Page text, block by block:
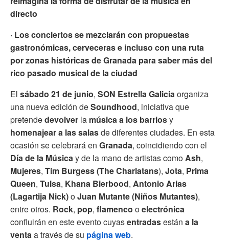
directo
· Los conciertos se mezclarán con propuestas
gastronómicas, cerveceras e incluso con una ruta
por zonas históricas de Granada para saber más del
rico pasado musical de la ciudad
El sábado 21 de junio, SON Estrella Galiciaorganiza
una nueva edición deSoundhood, iniciativa que
pretendedevolver la música a los barriosy
homenajear a las salasde diferentes ciudades. En esta
ocasión se celebrará en Granada, coincidiendo con el
Día de la Músicay de la mano de artistas comoAsh,
Mujeres, Tim Burgess (The Charlatans), Jota, Prima
Queen, Tulsa, Khana Bierbood, Antonio Arias
(Lagartija Nick)oJuan Mutante (Niños Mutantes),
entre otros. Rock, pop, flamenco oelectrónica
confluirán en este evento cuyasentradasestán a la
ventaa través de su página web.